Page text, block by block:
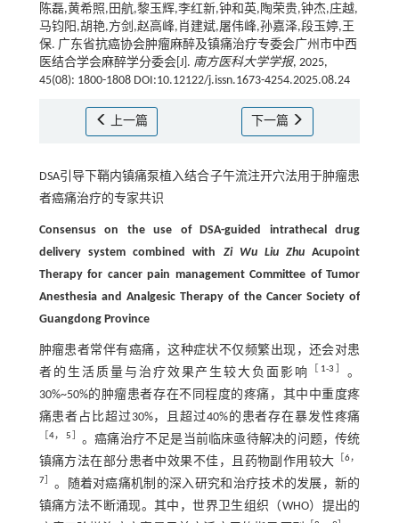
陈磊,黄希照,田航,黎玉辉,李红新,钟和英,陶荣贵,钟杰,庄越,
马钧阳,胡艳,方剑,赵高峰,肖建斌,屠伟峰,孙嘉泽,段玉婷,王
保. 广东省抗癌协会肿瘤麻醉及镇痛治疗专委会广州市中西
医结合学会麻醉学分委会[J]. 南方医科大学学报, 2025,
45(08): 1800-1808 DOI:10.12122/j.issn.1673-4254.2025.08.24
上一篇 下一篇
DSA引导下鞘内镇痛泵植入结合子午流注开穴法用于肿瘤患
者癌痛治疗的专家共识
Consensus on the use of DSA-guided intrathecal drug
delivery system combined with Zi Wu Liu Zhu Acupoint
Therapy for cancer pain management Committee of Tumor
Anesthesia and Analgesic Therapy of the Cancer Society of
Guangdong Province
肿瘤患者常伴有癌痛，这种症状不仅频繁出现，还会对患
者的生活质量与治疗效果产生较大负面影响
1-3
。
30%~50%的肿瘤患者存在不同程度的疼痛，其中中重度疼
痛患者占比超过30%，且超过40%的患者存在暴发性疼痛
4，5
。癌痛治疗不足是当前临床亟待解决的问题，传统
镇痛方法在部分患者中效果不佳，且药物副作用较大
6，
7］ 。随着对癌痛机制的深入研究和治疗技术的发展，新的
镇痛方法不断涌现。其中，世界卫生组织（WHO）提出的